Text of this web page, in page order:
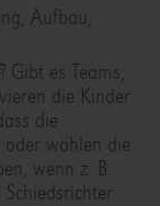
Aufbau,
? Gibt es Teams,
die Kinder
die
wählen die
wenn z. B.